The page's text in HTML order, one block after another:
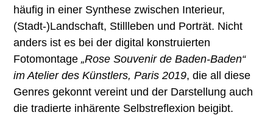
häufig in einer Synthese zwischen Interieur,
(Stadt-)Landschaft, Stillleben und Porträt. Nicht
anders ist es bei der digital konstruierten
Fotomontage„Rose Souvenir de Baden-Baden“
im Atelier des Künstlers, Paris 2019, die all diese
Genres gekonnt vereint und der Darstellung auch
die tradierte inhärente Selbstreflexion beigibt.